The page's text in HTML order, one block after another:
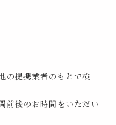
の提携業者のもとで検
前後のお時間をいただい